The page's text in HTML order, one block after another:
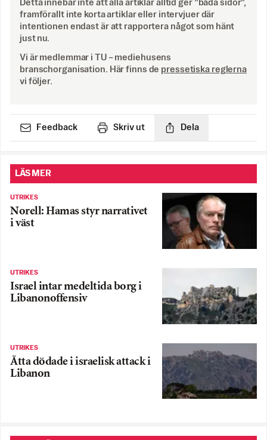
Detta innebär inte att alla artiklar alltid ger ”båda sidor”,
framförallt inte korta artiklar eller intervjuer där
intentionen endast är att rapportera något som hänt
just nu.
Vi är medlemmar i TU – mediehusens
branschorganisation. Här finns de pressetiska reglerna
vi följer.
Feedback Skriv ut Dela
LÄS MER
UTRIKES
Norell: Hamas styr narrativet
i väst
UTRIKES
Israel intar medeltida borg i
Libanonoffensiv
UTRIKES
Åtta dödade i israelisk attack i
Libanon